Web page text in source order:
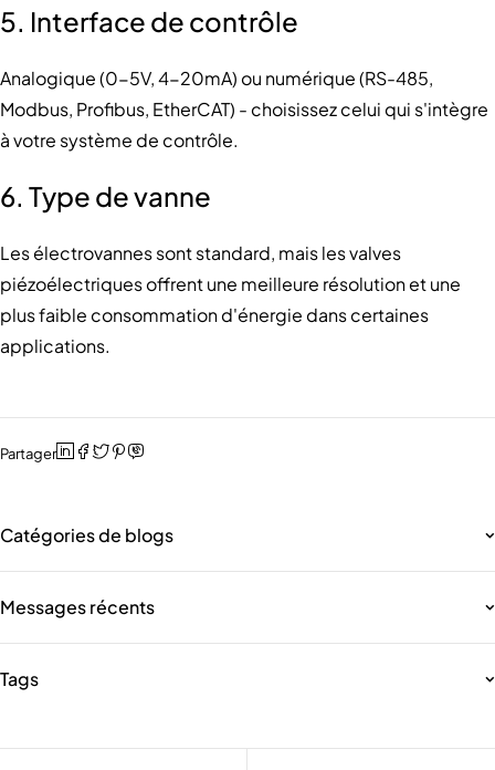
5. Interface de contrôle
Analogique (0-5V, 4-20mA) ou numérique (RS-485,
Modbus, Profibus, EtherCAT) - choisissez celui qui s'intègre
à votre système de contrôle.
6. Type de vanne
Les électrovannes sont standard, mais les valves
piézoélectriques offrent une meilleure résolution et une
plus faible consommation d'énergie dans certaines
applications.
Partager
Catégories de blogs
Messages récents
Tags